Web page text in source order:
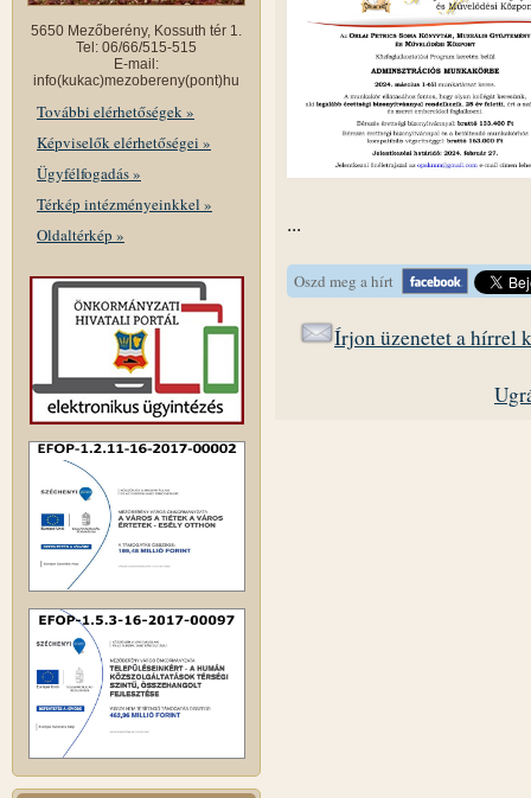
5650 Mezőberény, Kossuth tér 1.
Tel: 06/66/515-515
E-mail:
info(kukac)mezobereny(pont)hu
További elérhetőségek »
Képviselők elérhetőségei »
Ügyfélfogadás »
Térkép intézményeinkkel »
Oldaltérkép »
...
Oszd meg a hírt
Írjon üzenetet a hírrel